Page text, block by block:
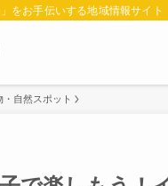
をお手伝いする地域情報サイト
・自然スポット